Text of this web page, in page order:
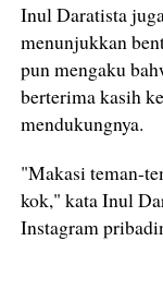
Inul Daratista
menunjukkan
pun mengaku
berterima kasih
mendukungnya.
"Makasi teman-
kok," kata Inul
Instagram